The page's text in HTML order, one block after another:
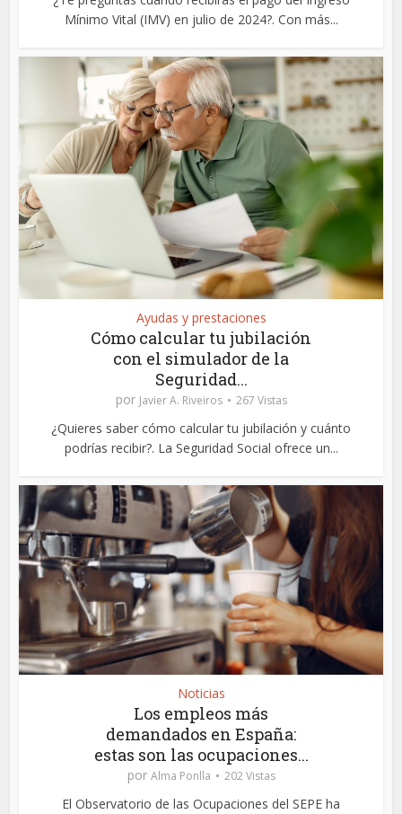
Mínimo Vital (IMV) en julio de 2024?. Con más...
Ayudas y prestaciones
Cómo calcular tu jubilación
con el simulador de la
Seguridad...
por Javier A. Riveiros 267 Vistas
¿Quieres saber cómo calcular tu jubilación y cuánto
podrías recibir?. La Seguridad Social ofrece un...
Noticias
Los empleos más
demandados en España:
estas son las ocupaciones...
por Alma Ponlla 202 Vistas
El Observatorio de las Ocupaciones del SEPE ha